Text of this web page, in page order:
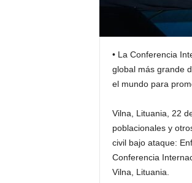
• La Conferencia
global más grande
el mundo para
Vilna, Lituania, 22
poblacionales y
civil bajo ataque:
Conferencia
Vilna, Lituania.